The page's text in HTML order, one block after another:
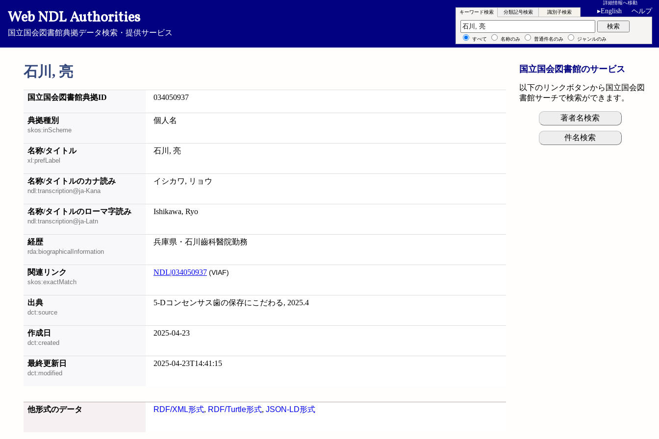
Web NDL Authorities
国立国会図書館典拠データ検索・提供サービス
詳細情報へ移動
▸English ヘルプ
石川, 亮
キーワード検索 分類記号検索 識別子検索
キーワード検索 検索
すべて 名称のみ 普通件名のみ ジャンルのみ
国立国会図書館典拠ID 034050937
典拠種別
skos:inScheme
個人名
名称/タイトル
xl:prefLabel
石川, 亮
名称/タイトルのカナ読み
ndl:transcription@ja-Kana
イシカワ, リョウ
名称/タイトルのローマ字読み
ndl:transcription@ja-Latn
Ishikawa, Ryo
経歴
rda:biographicalInformation
兵庫県・石川齒科醫院勤務
関連リンク
skos:exactMatch
NDL|034050937 (VIAF)
出典
dct:source
5-Dコンセンサス歯の保存にこだわる, 2025.4
作成日
dct:created
2025-04-23
最終更新日
dct:modified
2025-04-23T14:41:15
他形式のデータ RDF/XML形式, RDF/Turtle形式, JSON-LD形式
国立国会図書館のサービス
以下のリンクボタンから国立国会図
書館サーチで検索ができます。
著者名検索
件名検索